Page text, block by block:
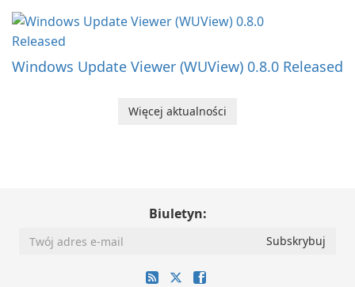
Windows Update Viewer (WUView) 0.8.0 Released
Więcej aktualności
Biuletyn: